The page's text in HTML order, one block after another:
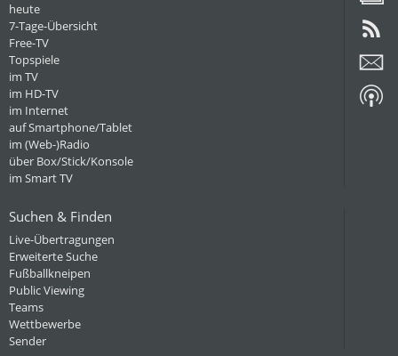
heute
7-Tage-Übersicht
Free-TV
Topspiele
im TV
im HD-TV
im Internet
auf Smartphone/Tablet
im (Web-)Radio
über Box/Stick/Konsole
im Smart TV
Suchen & Finden
Live-Übertragungen
Erweiterte Suche
Fußballkneipen
Public Viewing
Teams
Wettbewerbe
Sender